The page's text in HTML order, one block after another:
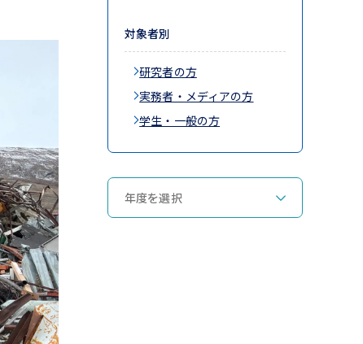
対象者別
研究者の方
実務者・メディアの方
学生・一般の方